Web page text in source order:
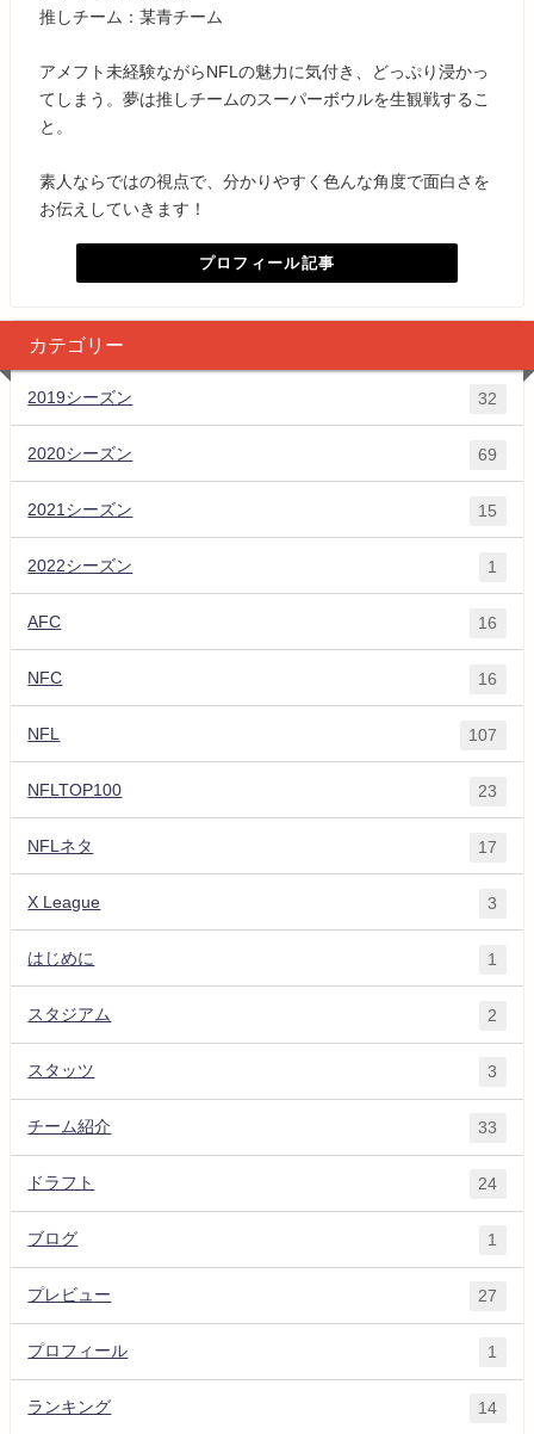
推しチーム：某青チーム
アメフト未経験ながらNFLの魅力に気付き、どっぷり浸かっ
てしまう。夢は推しチームのスーパーボウルを生観戦するこ
と。
素人ならではの視点で、分かりやすく色んな角度で面白さを
お伝えしていきます！
プロフィール記事
カテゴリー
2019シーズン 32
2020シーズン 69
2021シーズン 15
2022シーズン 1
AFC 16
NFC 16
NFL 107
NFLTOP100 23
NFLネタ 17
X League 3
はじめに 1
スタジアム 2
スタッツ 3
チーム紹介 33
ドラフト 24
ブログ 1
プレビュー 27
プロフィール 1
ランキング 14